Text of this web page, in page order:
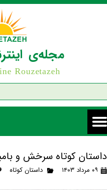
مجله‌ی
Rouzetazeh
داستان کوتاه سرخش و
۰۹ مرداد ۱۴۰۳ داستان کوتاه